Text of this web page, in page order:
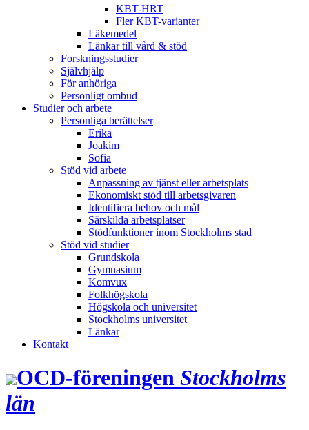
KBT-HRT
Fler KBT-varianter
Läkemedel
Länkar till vård & stöd
Forskningsstudier
Självhjälp
För anhöriga
Personligt ombud
Studier och arbete
Personliga berättelser
Erika
Joakim
Sofia
Stöd vid arbete
Anpassning av tjänst eller arbetsplats
Ekonomiskt stöd till arbetsgivaren
Identifiera behov och mål
Särskilda arbetsplatser
Stödfunktioner inom Stockholms stad
Stöd vid studier
Grundskola
Gymnasium
Komvux
Folkhögskola
Högskola och universitet
Stockholms universitet
Länkar
Kontakt
OCD‑föreningen Stockholms
län